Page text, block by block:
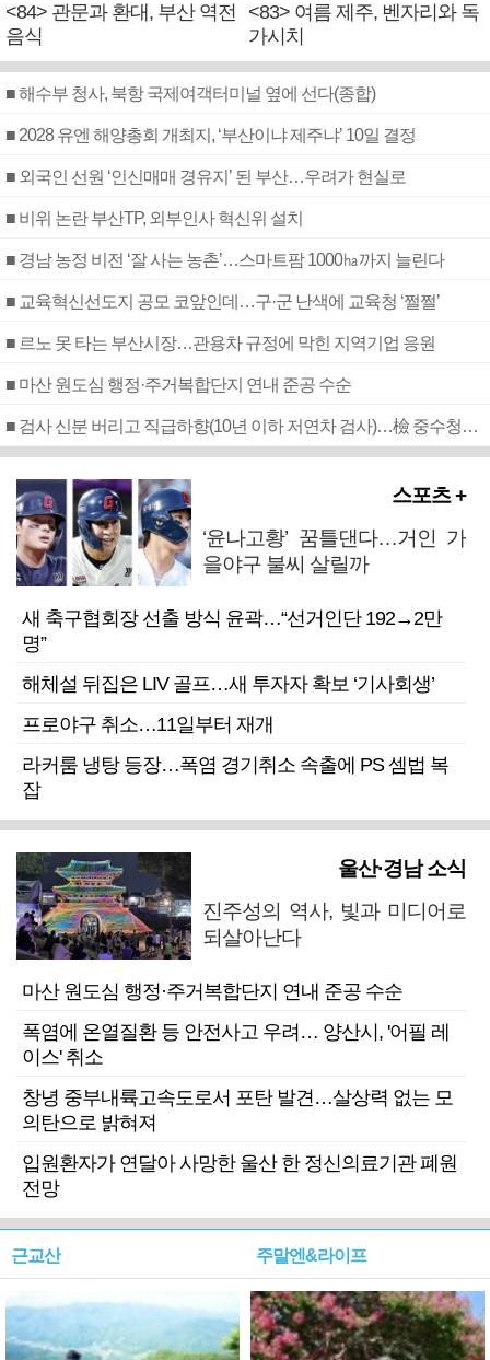
<84> 관문과 환대, 부산 역전
음식
<83> 여름 제주, 벤자리와 독
가시치
■ 해수부 청사, 북항 국제여객터미널 옆에 선다(종합)
■ 2028 유엔 해양총회 개최지, ‘부산이냐 제주냐’ 10일 결정
■ 외국인 선원 ‘인신매매 경유지’ 된 부산…우려가 현실로
■ 비위 논란 부산TP, 외부인사 혁신위 설치
■ 경남 농정 비전 ‘잘 사는 농촌’…스마트팜 1000㏊까지 늘린다
■ 교육혁신선도지 공모 코앞인데…구·군 난색에 교육청 ‘쩔쩔’
■ 르노 못 타는 부산시장…관용차 규정에 막힌 지역기업 응원
■ 마산 원도심 행정·주거복합단지 연내 준공 수순
■ 검사 신분 버리고 직급하향(10년 이하 저연차 검사)…檢 중수청행 기피
스포츠 +
‘윤나고황’ 꿈틀댄다…거인 가
을야구 불씨 살릴까
새 축구협회장 선출 방식 윤곽…“선거인단 192→2만
명”
해체설 뒤집은 LIV 골프…새 투자자 확보 ‘기사회생’
프로야구 취소…11일부터 재개
라커룸 냉탕 등장…폭염 경기취소 속출에 PS 셈법 복
잡
울산·경남 소식
진주성의 역사, 빛과 미디어로
되살아난다
마산 원도심 행정·주거복합단지 연내 준공 수순
폭염에 온열질환 등 안전사고 우려… 양산시, '어필 레
이스' 취소
창녕 중부내륙고속도로서 포탄 발견…살상력 없는 모
의탄으로 밝혀져
입원환자가 연달아 사망한 울산 한 정신의료기관 폐원
전망
근교산 주말엔&라이프